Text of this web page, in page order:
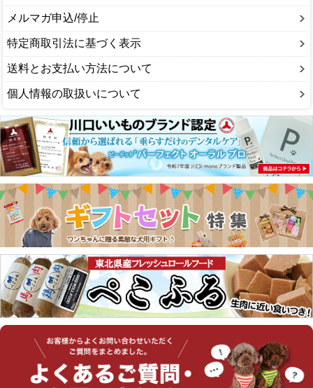
メルマガ申込/停止
特定商取引法に基づく表示
送料とお支払い方法について
個人情報の取扱いについて